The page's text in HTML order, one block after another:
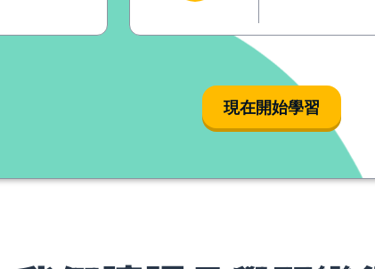
現在開始學習